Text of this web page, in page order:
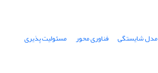
مدل شایستگی فناوری محور
مسئولیت پذیری